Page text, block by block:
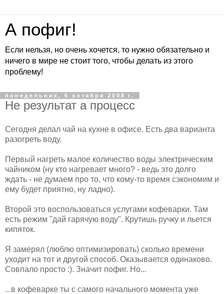
А пофиг!
Если нельзя, но очень хочется, то нужно обязательно и
ничего в мире не стоит того, чтобы делать из этого
проблему!
понедельник, 6 октября 2008 г.
Не результат а процесс
Сегодня делал чай на кухне в офисе. Есть два варианта
разогреть воду.
Первый нагреть малое количество воды электрическим
чайником (ну кто нагревает много? - ведь это долго
ждать - не думаем про то, что кому-то время сэкономим и
ему будет приятно, ну ладно).
Второй это воспользоваться услугами кофеварки. Там
есть режим "дай гарячую воду". Крутишь ручку и льется
кипяток.
Я замерял (люблю оптимизировать) сколько времени
уходит на тот и другой способ. Оказывается одинаково.
Совпало просто :). Значит пофиг. Но...
...в кофеварке ты с самого начального момента уже